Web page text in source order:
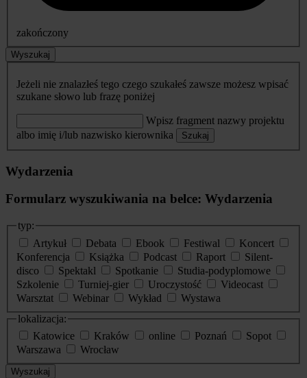
zakończony
Wyszukaj
Jeżeli nie znalazłeś tego czego szukałeś zawsze możesz wpisać
szukane słowo lub frazę poniżej
Wpisz fragment nazwy projektu
albo imię i/lub nazwisko kierownika
Szukaj
Wydarzenia
Formularz wyszukiwania na belce: Wydarzenia
typ:
Artykuł
Debata Ebook Festiwal
Koncert
Konferencja
Książka Podcast Raport
Silent-
disco
Spektakl Spotkanie
Studia-podyplomowe
Szkolenie
Turniej-gier Uroczystość
Videocast
Warsztat
Webinar Wykład
Wystawa
lokalizacja:
Katowice
Kraków online Poznań
Sopot
Warszawa
Wrocław
Wyszukaj